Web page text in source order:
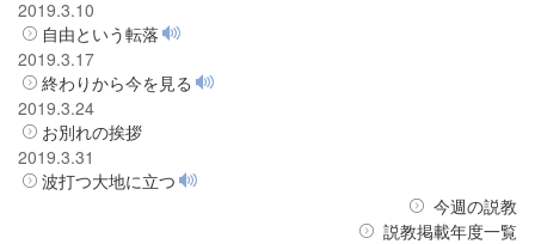
2019.3.10
自由という転落
2019.3.17
終わりから今を見る
2019.3.24
お別れの挨拶
2019.3.31
波打つ大地に立つ
今週の説教
説教掲載年度一覧